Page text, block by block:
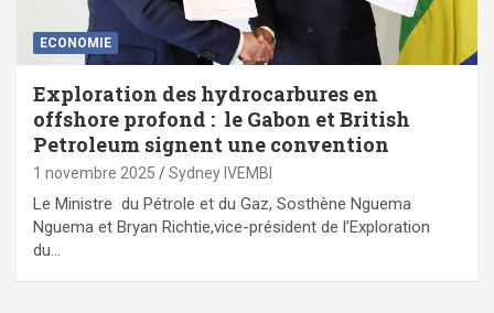
ECONOMIE
Exploration des hydrocarbures en
offshore profond : le Gabon et British
Petroleum signent une convention
1 novembre 2025 Sydney IVEMBI
Le Ministre du Pétrole et du Gaz, Sosthène Nguema
Nguema et Bryan Richtie,vice-président de l’Exploration
du…